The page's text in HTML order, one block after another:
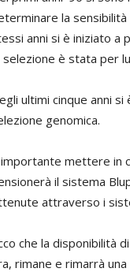
la sensibilità
anni si è iniziato a
selezione è stata per
ultimi cinque anni
genomica.
importante mettere in
il sistema
attraverso i
che la disponibilità
rimane e rimarrà